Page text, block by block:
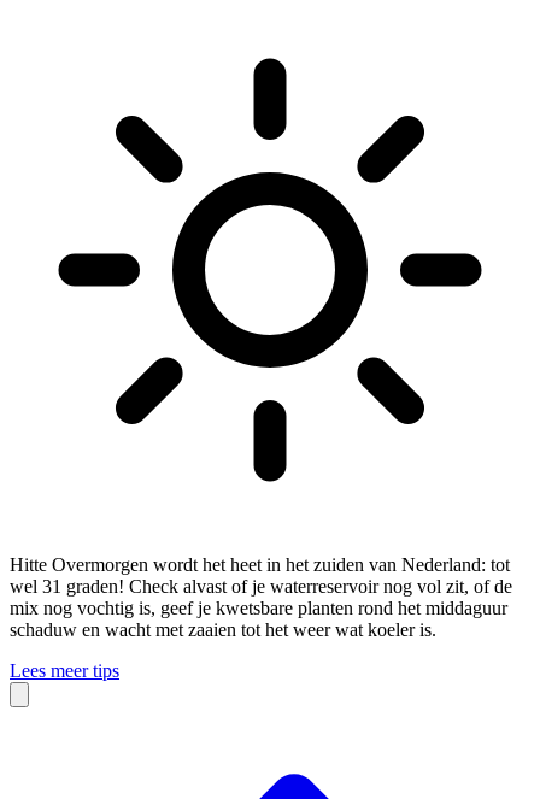
Hitte Overmorgen wordt het heet in het zuiden van Nederland: tot
wel 31 graden! Check alvast of je waterreservoir nog vol zit, of de
mix nog vochtig is, geef je kwetsbare planten rond het middaguur
schaduw en wacht met zaaien tot het weer wat koeler is.
Lees meer tips